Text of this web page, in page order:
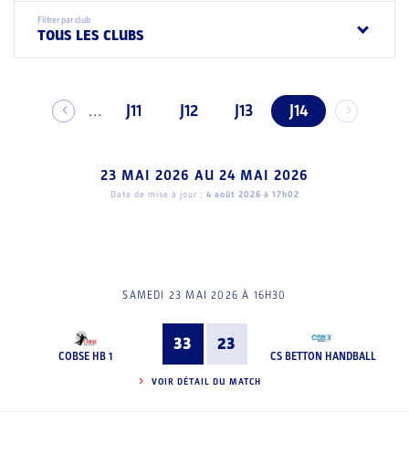
Filtrer par club
TOUS LES CLUBS
... J11 J12 J13 J14
23 MAI 2026 AU 24 MAI 2026
Date de mise à jour : 4 août 2026 à 17h02
SAMEDI 23 MAI 2026 À 16H30
COBSE HB 1
33 23
CS BETTON HANDBALL
VOIR DÉTAIL DU MATCH